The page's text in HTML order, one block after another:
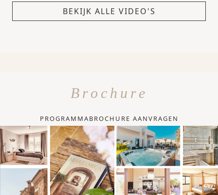
BEKIJK ALLE VIDEO'S
Brochure
PROGRAMMABROCHURE AANVRAGEN